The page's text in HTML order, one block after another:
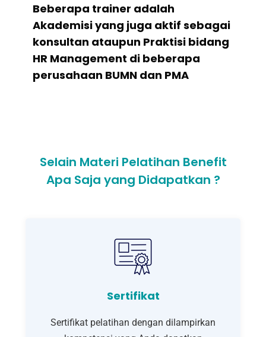
Beberapa trainer adalah
Akademisi yang juga aktif sebagai
konsultan ataupun Praktisi bidang
HR Management di beberapa
perusahaan BUMN dan PMA
Selain Materi Pelatihan Benefit
Apa Saja yang Didapatkan ?
Sertifikat
Sertifikat pelatihan dengan dilampirkan